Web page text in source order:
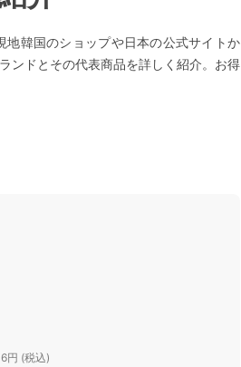
韓国のショップや日本の公式サイトか
ンドとその代表商品を詳しく紹介。お得
円 (税込)